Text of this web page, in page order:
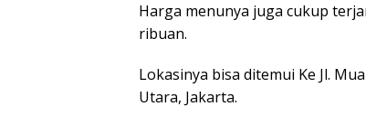
Harga menunya juga cukup
ribuan.
Lokasinya bisa ditemui Ke Jl.
Utara, Jakarta.